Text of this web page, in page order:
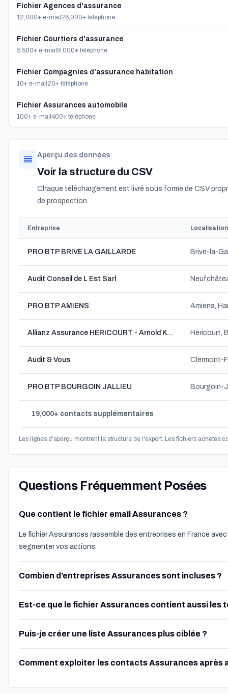
Fichier Agences d'assurance
12,000+ e-mail 26,000+ téléphone
Fichier Courtiers d'assurance
5,500+ e-mail 9,000+ téléphone
Fichier Compagnies d'assurance habitation
10+ e-mail 20+ téléphone
Fichier Assurances automobile
100+ e-mail 400+ téléphone
Aperçu des données
Voir la structure du CSV
Chaque téléchargement est livré sous forme de CSV
de prospection.
Entreprise Localisation
PRO BTP BRIVE LA GAILLARDE Brive-la-
Audit Conseil de L Est Sarl
PRO BTP AMIENS Amiens,
Allianz Assurance HERICOURT - Arnold KAPITANY Héricourt,
Audit & Vous Clermont-
PRO BTP BOURGOIN JALLIEU Bourgoin-
19,000+ contacts supplémentaires
Les lignes d'aperçu montrent la structure de l'export. Les fichiers achetés
Questions Fréquemment Posées
Que contient le fichier email Assurances ?
Le fichier Assurances rassemble des entreprises en France
segmenter vos actions.
Combien d’entreprises Assurances sont incluses ?
Est-ce que le fichier Assurances contient aussi les
Puis-je créer une liste Assurances plus ciblée ?
Comment exploiter les contacts Assurances après